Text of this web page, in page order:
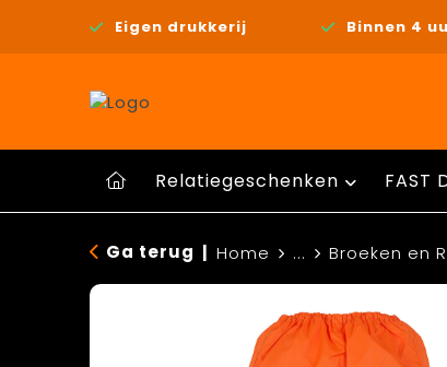
Eigen drukkerij Binnen 4
Relatiegeschenken FAST
Ga terug Home ... Broeken en